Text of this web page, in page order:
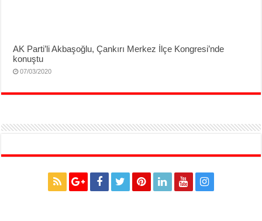
AK Parti’li Akbaşoğlu, Çankırı Merkez İlçe Kongresi’nde
konuştu
07/03/2020